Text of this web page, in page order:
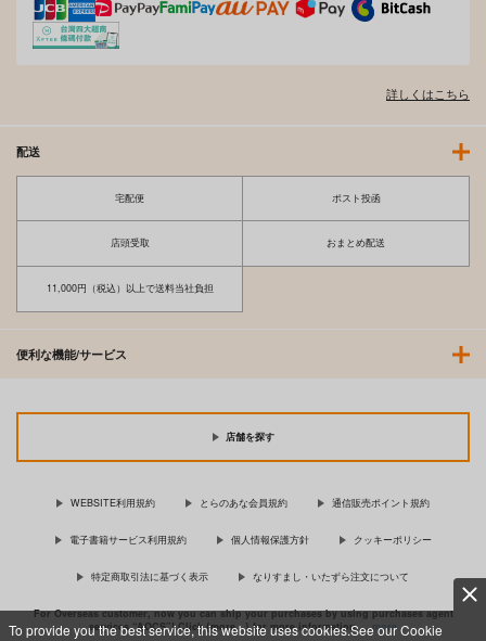
To provide you the best service, this website uses cookies.See our Cookie
詳しくはこちら
配送
宅配便 ポスト投函
店頭受取 おまとめ配送
11,000円（税込）以上で送料当社負担
便利な機能/サービス
店舗を探す
WEBSITE利用規約 とらのあな会員規約 通信販売ポイント規約
電子書籍サービス利用規約 個人情報保護方針 クッキーポリシー
特定商取引法に基づく表示 なりすまし・いたずら注文について
For Overseas customer, now you can ship your purchases by using purchases agent
services “AOCS”! Click {more…} for more information …more